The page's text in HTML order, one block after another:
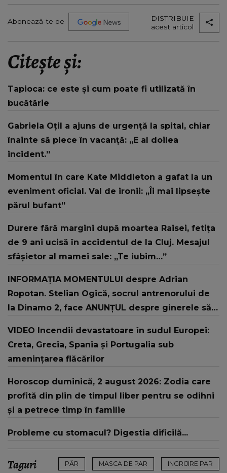
Abonează-te pe
DISTRIBUIE
acest articol
Citește și:
Tapioca: ce este și cum poate fi utilizată în
bucătărie
Gabriela Oțil a ajuns de urgență la spital, chiar
înainte să plece în vacanță: „E al doilea
incident.”
Momentul în care Kate Middleton a gafat la un
eveniment oficial. Val de ironii: „Îi mai lipsește
părul bufant”
Durere fără margini după moartea Raisei, fetița
de 9 ani ucisă în accidentul de la Cluj. Mesajul
sfâșietor al mamei sale: „Te iubim…”
INFORMAȚIA MOMENTULUI despre Adrian
Ropotan. Stelian Ogică, socrul antrenorului de
la Dinamo 2, face ANUNȚUL despre ginerele său:
VIDEO Incendii devastatoare în sudul Europei:
Creta, Grecia, Spania și Portugalia sub
amenințarea flăcărilor
Horoscop duminică, 2 august 2026: Zodia care
profită din plin de timpul liber pentru se odihni
și a petrece timp în familie
Probleme cu stomacul? Digestia dificilă...
Taguri PĂR MASCA DE PAR INGRIJIRE PAR